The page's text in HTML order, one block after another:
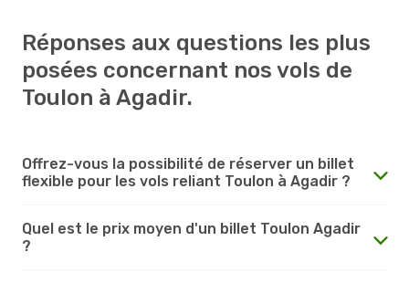
Réponses aux questions les plus
posées concernant nos vols de
Toulon à Agadir.
Offrez-vous la possibilité de réserver un billet
flexible pour les vols reliant Toulon à Agadir ?
Quel est le prix moyen d'un billet Toulon Agadir
?